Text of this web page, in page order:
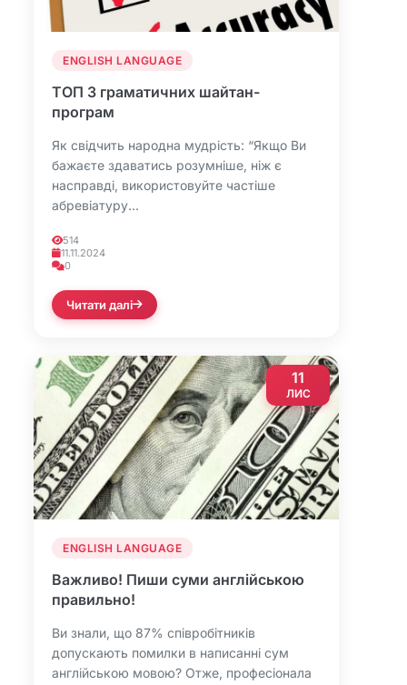
ENGLISH LANGUAGE
ТОП 3 граматичних шайтан-
програм
Як свідчить народна мудрість: “Якщо Ви
бажаєте здаватись розумніше, ніж є
насправді, використовуйте частіше
абревіатуру...
514
11.11.2024
0
Читати далі
11
ЛИС
ENGLISH LANGUAGE
Важливо! Пиши суми англійською
правильно!
Ви знали, що 87% співробітників
допускають помилки в написанні сум
англійською мовою? Отже, професіонала